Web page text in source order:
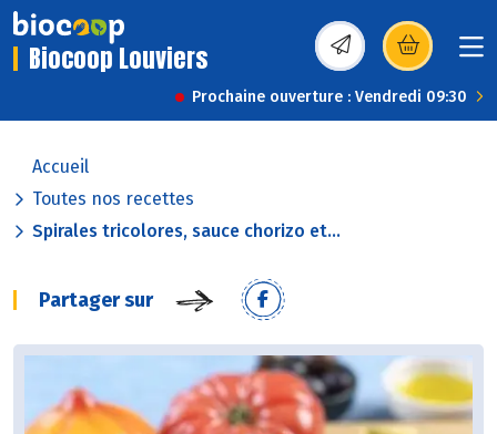
Biocoop Louviers (s’ouvre dans une
Prochaine ouverture : Vendredi 09:30
Accueil
Toutes nos recettes
Spirales tricolores, sauce chorizo et...
Partager sur